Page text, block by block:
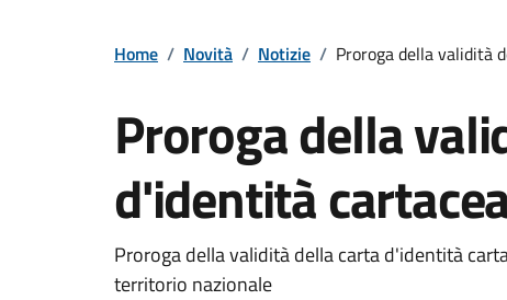
Home / Novità / Notizie / Proroga della validità
Proroga della
d'identità
Proroga della validità della carta d'identità
territorio nazionale